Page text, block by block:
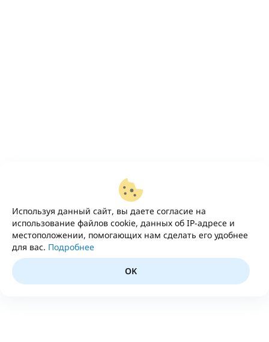
Используя данный сайт, вы даете согласие на
использование файлов cookie, данных об IP-адресе и
местоположении, помогающих нам сделать его удобнее
для вас. Подробнее
OK